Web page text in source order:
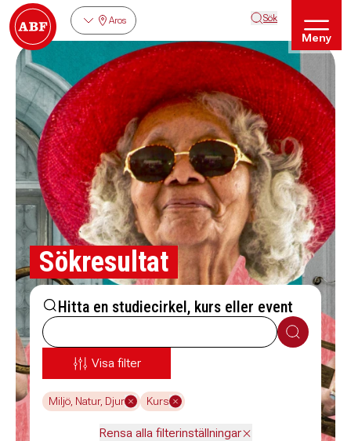
Aros Sök
Meny
Sökresultat
Hitta en studiecirkel, kurs eller event
Sök
Visa filter
Miljö, Natur, Djur Kurs
Rensa alla filterinställningar